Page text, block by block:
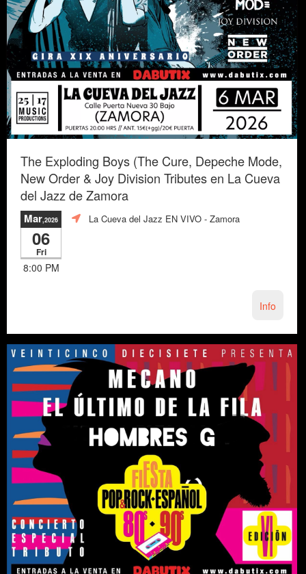
The Exploding Boys (The Cure, Depeche Mode,
New Order & Joy Division Tributes en La Cueva
del Jazz de Zamora
Mar,2026
06
Fri
8:00 PM
La Cueva del Jazz EN VIVO - Zamora
Info